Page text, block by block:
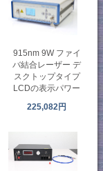
915nm 9W ファイ
バ結合レーザー デ
スクトップタイプ
LCDの表示パワー
225,082円